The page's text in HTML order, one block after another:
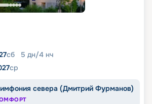
сб 5 дн/4 нч
ср
севера (Дмитрий Фурманов)